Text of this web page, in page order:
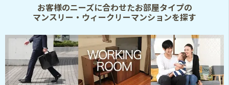
お客様のニーズに合わせたお部屋タイプの
マンスリー・ウィークリーマンションを探す